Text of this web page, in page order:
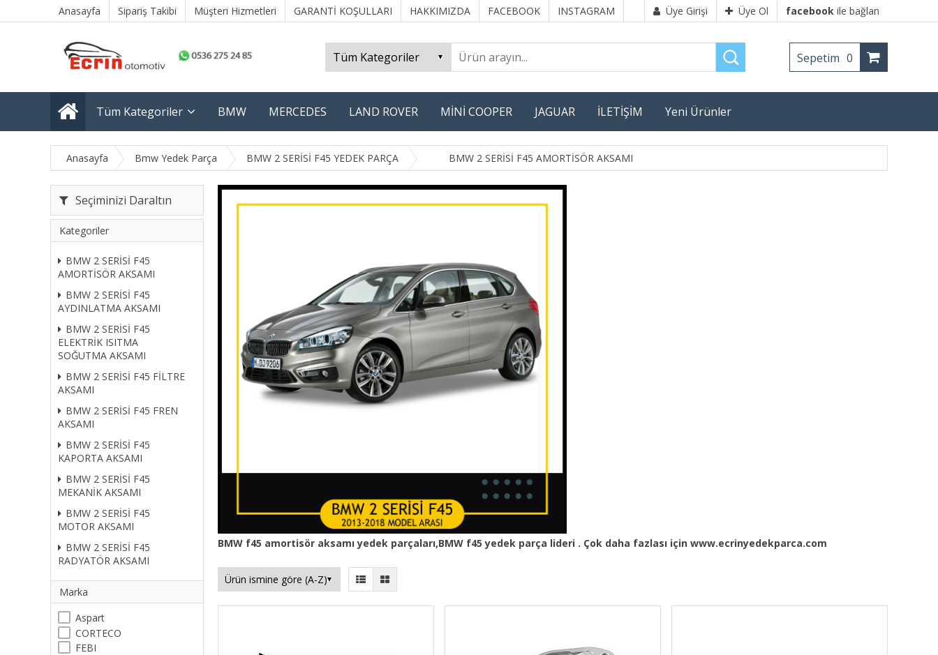
Anasayfa Sipariş Takibi Müşteri Hizmetleri GARANTİ KOŞULLARI HAKKIMIZDA FACEBOOK INSTAGRAM Üye Girişi Üye Ol facebook ile bağlan
Sepetim 0
Tüm Kategoriler BMW MERCEDES LAND ROVER MİNİ COOPER JAGUAR İLETİŞİM Yeni Ürünler
Anasayfa Bmw Yedek Parça BMW 2 SERİSİ F45 YEDEK PARÇA BMW 2 SERİSİ F45 AMORTİSÖR AKSAMI
Seçiminizi Daraltın
Kategoriler
BMW 2 SERİSİ F45
AMORTİSÖR AKSAMI
BMW 2 SERİSİ F45
AYDINLATMA AKSAMI
BMW 2 SERİSİ F45
ELEKTRİK ISITMA
SOĞUTMA AKSAMI
BMW 2 SERİSİ F45 FİLTRE
AKSAMI
BMW 2 SERİSİ F45 FREN
AKSAMI
BMW 2 SERİSİ F45
KAPORTA AKSAMI
BMW 2 SERİSİ F45
MEKANİK AKSAMI
BMW 2 SERİSİ F45
MOTOR AKSAMI
BMW 2 SERİSİ F45
RADYATÖR AKSAMI
Marka
Aspart
CORTECO
FEBI
BMW f45 amortisör aksamı yedek parçaları,BMW f45 yedek parça lideri . Çok daha fazlası için www.ecrinyedekparca.com